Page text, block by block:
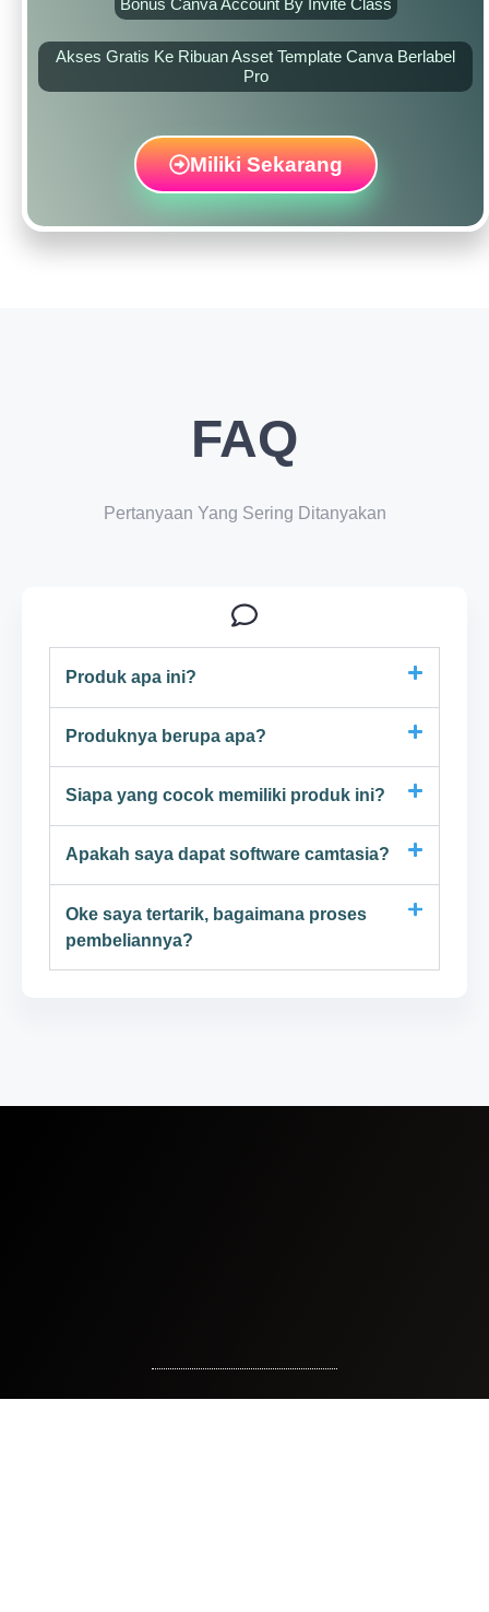
Akses Gratis Ke Ribuan Asset Template Canva Berlabel
Pro
Miliki Sekarang
FAQ
Pertanyaan Yang Sering Ditanyakan
Produk apa ini?
Produknya berupa apa?
Siapa yang cocok memiliki produk ini?
Apakah saya dapat software camtasia?
Oke saya tertarik, bagaimana proses
pembeliannya?